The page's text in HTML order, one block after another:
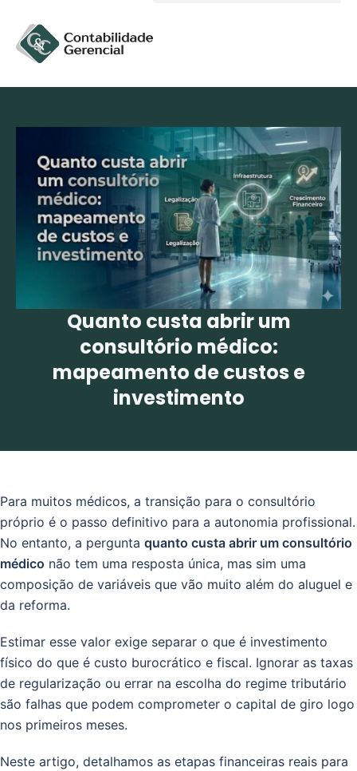
Quanto custa abrir um
consultório médico:
mapeamento de custos e
investimento
Para muitos médicos, a transição para o consultório
próprio é o passo definitivo para a autonomia profissional.
No entanto, a pergunta quanto custa abrir um consultório
médico não tem uma resposta única, mas sim uma
composição de variáveis que vão muito além do aluguel e
da reforma.
Estimar esse valor exige separar o que é investimento
físico do que é custo burocrático e fiscal. Ignorar as taxas
de regularização ou errar na escolha do regime tributário
são falhas que podem comprometer o capital de giro logo
nos primeiros meses.
Neste artigo, detalhamos as etapas financeiras reais para